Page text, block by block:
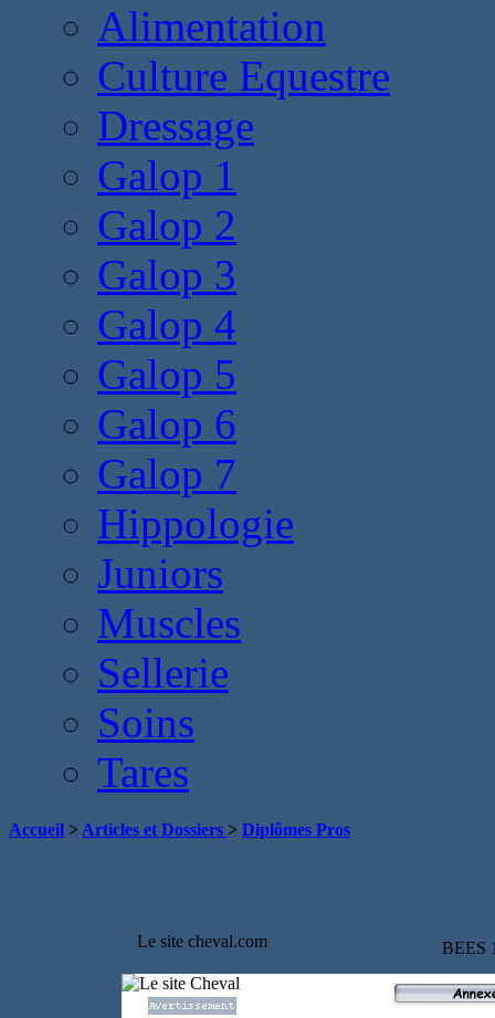
Alimentation
Culture Equestre
Dressage
Galop 1
Galop 2
Galop 3
Galop 4
Galop 5
Galop 6
Galop 7
Hippologie
Juniors
Muscles
Sellerie
Soins
Tares
Accueil > Articles et Dossiers > Diplômes Pros
Le site cheval.com BEES